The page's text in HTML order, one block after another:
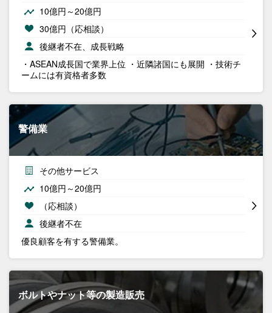
10億円～20億円
30億円（応相談）
後継者不在、成長戦略
・ASEAN成長国で業界上位 ・近隣諸国にも展開 ・技術チ
ームには有資格者多数
警備業
その他サービス
10億円～20億円
（応相談）
後継者不在
優良顧客を有する警備業。
ボルトやナット等の製造販売